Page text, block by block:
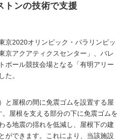
トンの技術で支援
京2020オリンピック・パラリンピッ
京アクアティクスセンター」、バレ
ボール競技会場となる「有明アリー
た。
と屋根の間に免震ゴムを設置する屋
屋根を支える部分の下に免震ゴムを
る地震の揺れを低減し、屋根下の建
ができます。これにより、当該施設